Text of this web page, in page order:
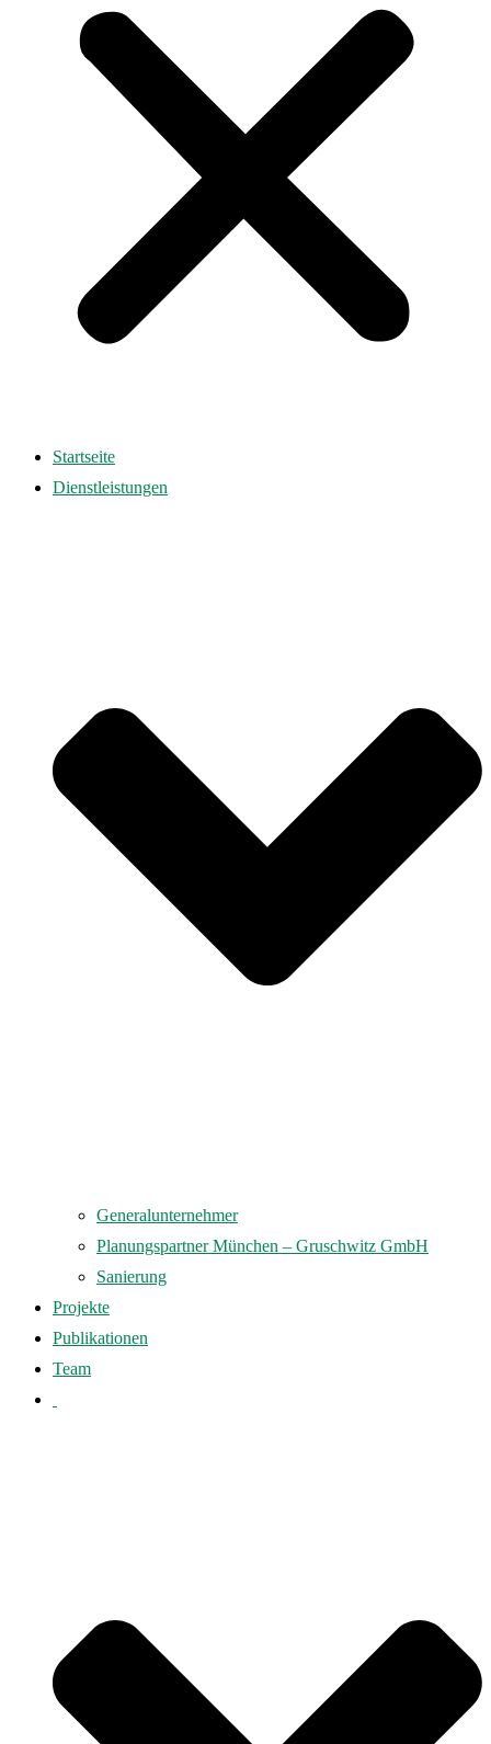
Startseite
Dienstleistungen
Generalunternehmer
Planungspartner München – Gruschwitz GmbH
Sanierung
Projekte
Publikationen
Team